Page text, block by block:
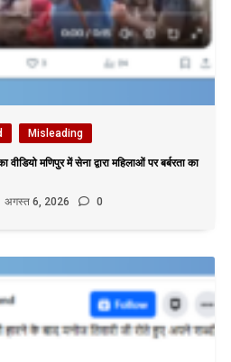
Misleading
मणिपुर में सेना द्वारा महिलाओं पर बर्बरता का
अगस्त 6, 2026 0